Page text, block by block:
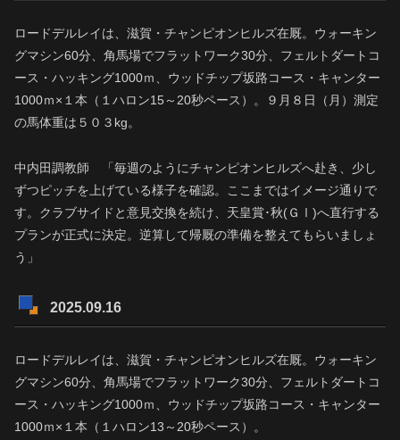
ロードデルレイは、滋賀・チャンピオンヒルズ在厩。ウォーキン
グマシン60分、角馬場でフラットワーク30分、フェルトダートコ
ース・ハッキング1000ｍ、ウッドチップ坂路コース・キャンター
1000ｍ×１本（１ハロン15～20秒ペース）。９月８日（月）測定
の馬体重は５０３kg。
中内田調教師 「毎週のようにチャンピオンヒルズへ赴き、少し
ずつピッチを上げている様子を確認。ここまではイメージ通りで
す。クラブサイドと意見交換を続け、天皇賞･秋(ＧⅠ)へ直行する
プランが正式に決定。逆算して帰厩の準備を整えてもらいましょ
う」
2025.09.16
ロードデルレイは、滋賀・チャンピオンヒルズ在厩。ウォーキン
グマシン60分、角馬場でフラットワーク30分、フェルトダートコ
ース・ハッキング1000ｍ、ウッドチップ坂路コース・キャンター
1000ｍ×１本（１ハロン13～20秒ペース）。